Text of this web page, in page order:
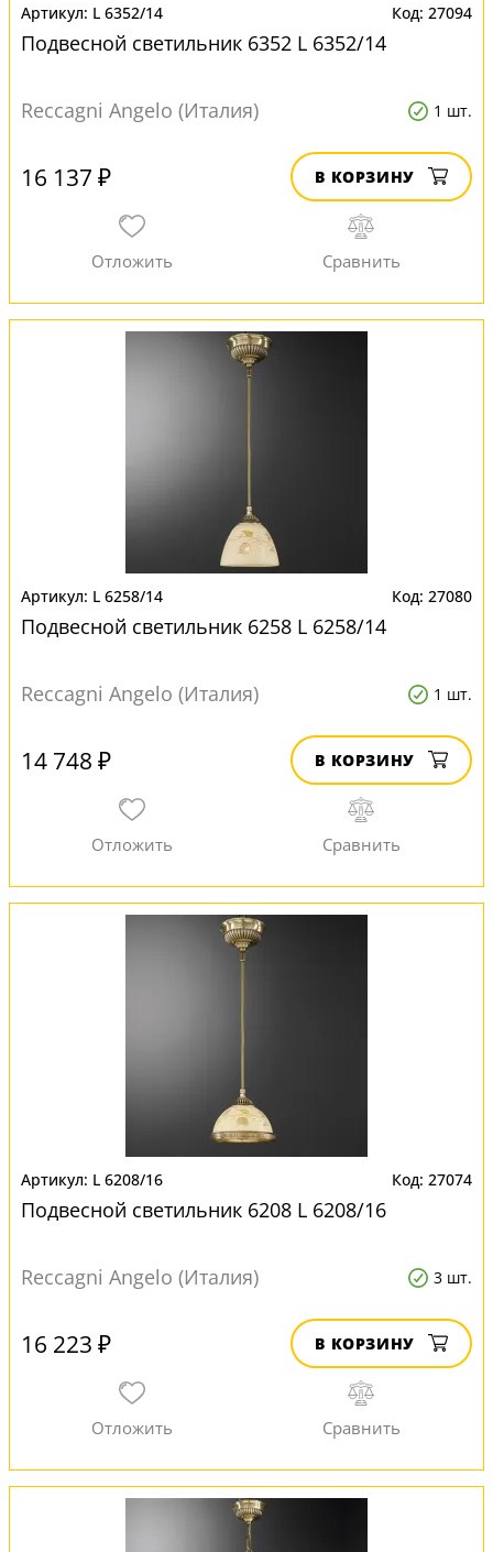
L 6352/14 27094
Подвесной светильник 6352 L 6352/14
Reccagni Angelo (Италия) 1 шт.
16 137 ₽ В КОРЗИНУ
L 6258/14 27080
Подвесной светильник 6258 L 6258/14
Reccagni Angelo (Италия) 1 шт.
14 748 ₽ В КОРЗИНУ
L 6208/16 27074
Подвесной светильник 6208 L 6208/16
Reccagni Angelo (Италия) 3 шт.
16 223 ₽ В КОРЗИНУ